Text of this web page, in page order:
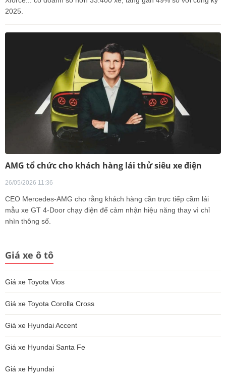
2025.
AMG tổ chức cho khách hàng lái thử siêu xe điện
26/05/2026 11:36
CEO Mercedes-AMG cho rằng khách hàng cần trực tiếp cầm lái
mẫu xe GT 4-Door chạy điện để cảm nhận hiệu năng thay vì chỉ
nhìn thông số.
Giá xe ô tô
Giá xe Toyota Vios
Giá xe Toyota Corolla Cross
Giá xe Hyundai Accent
Giá xe Hyundai Santa Fe
Giá xe Hyundai